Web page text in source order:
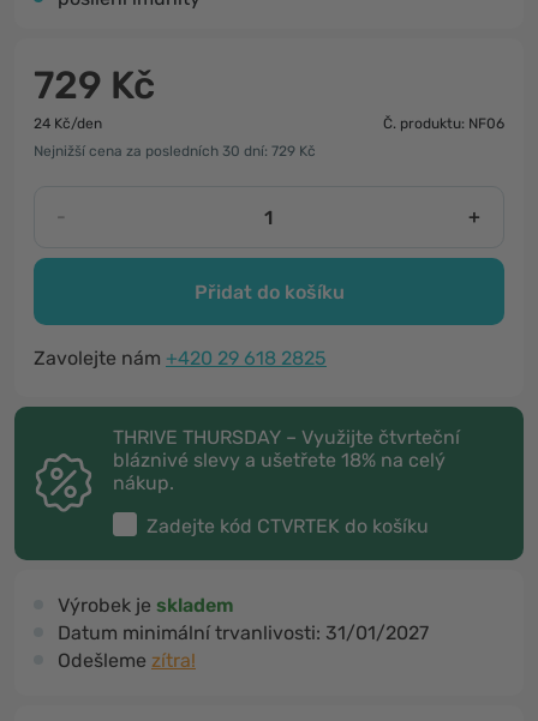
729 Kč
24 Kč/den
Č. produktu: NF06
Nejnižší cena za posledních 30 dní: 729 Kč
- +
Přidat do košíku
Zavolejte nám +420 29 618 2825
THRIVE THURSDAY – Využijte čtvrteční
bláznivé slevy a ušetřete 18% na celý
nákup.
Zadejte kód CTVRTEK do košíku
Výrobek je skladem
Datum minimální trvanlivosti: 31/01/2027
Odešleme zítra!